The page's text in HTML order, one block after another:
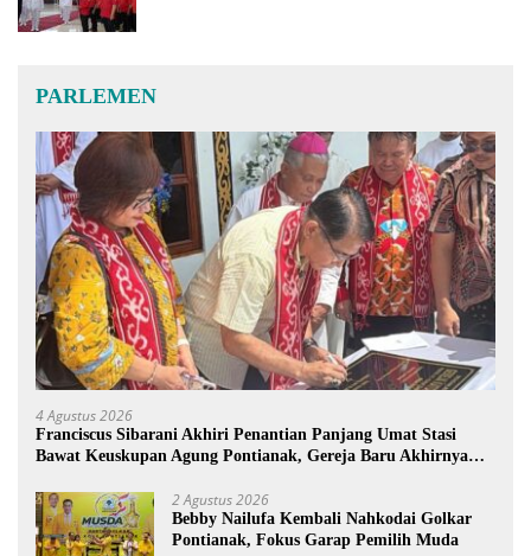
PARLEMEN
4 Agustus 2026
Franciscus Sibarani Akhiri Penantian Panjang Umat Stasi
Bawat Keuskupan Agung Pontianak, Gereja Baru Akhirnya
2 Agustus 2026
Bebby Nailufa Kembali Nahkodai Golkar
Pontianak, Fokus Garap Pemilih Muda